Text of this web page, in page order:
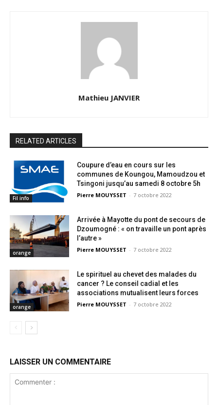
Mathieu JANVIER
RELATED ARTICLES
Fil info
Coupure d’eau en cours sur les
communes de Koungou, Mamoudzou et
Tsingoni jusqu’au samedi 8 octobre 5h
Pierre MOUYSSET - 7 octobre 2022
orange
Arrivée à Mayotte du pont de secours de
Dzoumogné : « on travaille un pont après
l’autre »
Pierre MOUYSSET - 7 octobre 2022
orange
Le spirituel au chevet des malades du
cancer ? Le conseil cadial et les
associations mutualisent leurs forces
Pierre MOUYSSET - 7 octobre 2022
LAISSER UN COMMENTAIRE